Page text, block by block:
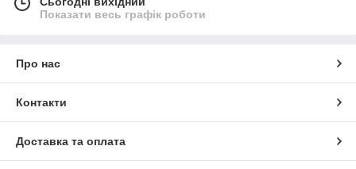
Показати весь графік роботи
Про нас
Контакти
Доставка та оплата